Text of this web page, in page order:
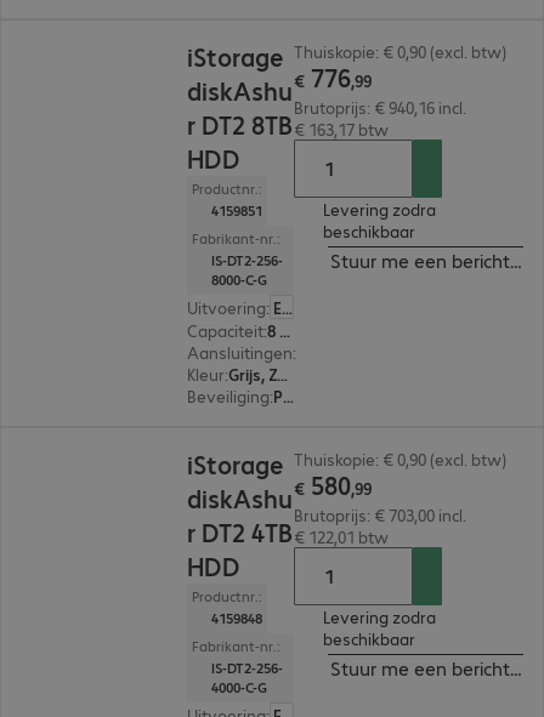
iStorage
diskAshu
r DT2 8TB
HDD
Productnr.:
4159851
Fabrikant-nr.:
IS-DT2-256-
8000-C-G
Uitvoering: Europa
Capaciteit:
8 TB
Aansluitingen:
Kleur:
Grijs, Zwart
Beveiliging: PIN-bescherming met alfanumeriek toetsenbord, 256-bit AES-XTS versleuteling, FIPS 140-2 Standard, FIPS 197 Standard
Thuiskopie: € 0,90 (excl. btw)
€ 776,99
Brutoprijs: € 940,16 incl.
€ 163,17 btw
Levering zodra
beschikbaar
Stuur me een bericht
iStorage
diskAshu
r DT2 4TB
HDD
Productnr.:
4159848
Fabrikant-nr.:
IS-DT2-256-
4000-C-G
Thuiskopie: € 0,90 (excl. btw)
€ 580,99
Brutoprijs: € 703,00 incl.
€ 122,01 btw
Levering zodra
beschikbaar
Stuur me een bericht